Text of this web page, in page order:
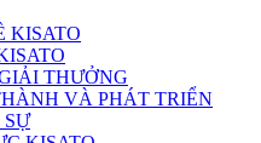
KISATO
THƯỞNG
VÀ PHÁT TRIỂN